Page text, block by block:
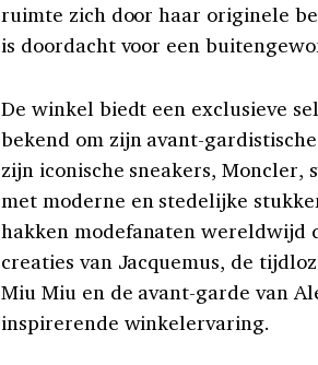
ruimte zich door haar originele
is doordacht voor een
De winkel biedt een exclusieve
bekend om zijn avant-
zijn iconische sneakers, Moncler,
met moderne en stedelijke
hakken modefanaten wereldwijd
creaties van Jacquemus, de
Miu Miu en de avant-garde van
inspirerende winkelervaring.